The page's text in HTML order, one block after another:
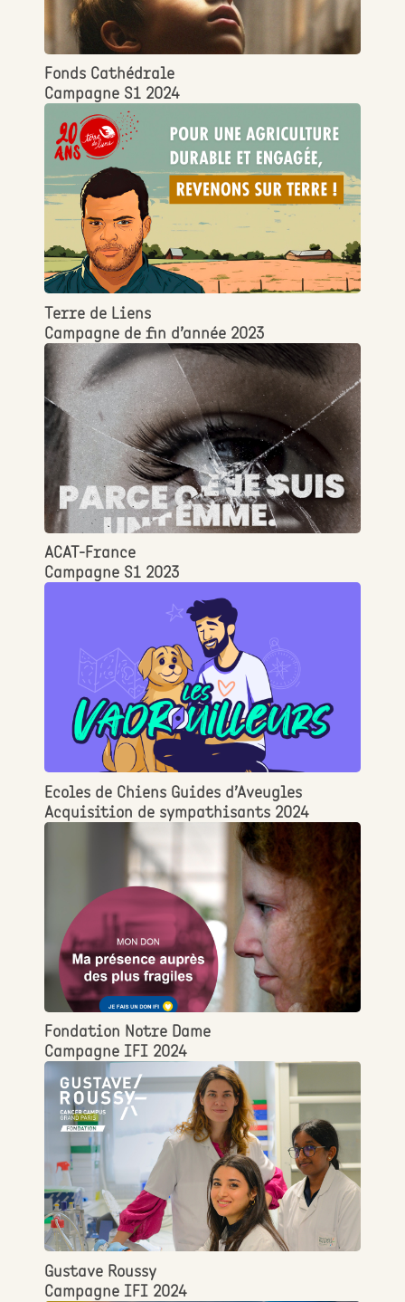
Fonds Cathédrale
Campagne S1 2024
Terre de Liens
Campagne de fin d’année 2023
ACAT-France
Campagne S1 2023
Ecoles de Chiens Guides d’Aveugles
Acquisition de sympathisants 2024
Fondation Notre Dame
Campagne IFI 2024
Gustave Roussy
Campagne IFI 2024